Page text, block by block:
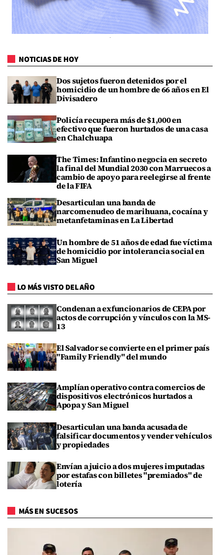
NOTICIAS DE HOY
Dos sujetos fueron detenidos por el
homicidio de un hombre de 66 años en El
Divisadero
Policía recupera más de $1,000 en
efectivo que fueron hurtados de una casa
en Chalchuapa
The Times: Infantino negocia en secreto
la final del Mundial 2030 con Marruecos a
cambio de apoyo para reelegirse al frente
de la FIFA
Desarticulan una banda de
narcomenudeo de marihuana, cocaína y
metanfetaminas en La Libertad
Un hombre de 51 años de edad fue víctima
de homicidio por intolerancia social en
San Miguel
LO MÁS VISTO DEL AÑO
Condenan a exfuncionarios de CEPA por
actos de corrupción y vínculos con la MS-
13
El Salvador se convierte en el primer país
"Family Friendly" del mundo
Amplían operativo contra comercios de
dispositivos electrónicos hurtados a
Apopa y San Miguel
Desarticulan una banda acusada de
falsificar documentos y vender vehículos
y propiedades
Envían a juicio a dos mujeres imputadas
por estafas con billetes "premiados" de
lotería
MÁS EN SUCESOS